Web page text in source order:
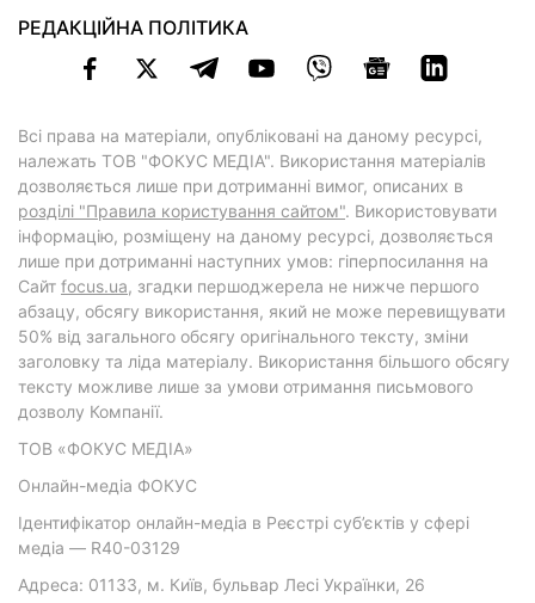
РЕДАКЦІЙНА ПОЛІТИКА
Всі права на матеріали, опубліковані на даному ресурсі,
належать ТОВ "ФОКУС МЕДІА". Використання матеріалів
дозволяється лише при дотриманні вимог, описаних в
розділі "Правила користування сайтом". Використовувати
інформацію, розміщену на даному ресурсі, дозволяється
лише при дотриманні наступних умов: гіперпосилання на
Cайт focus.ua, згадки першоджерела не нижче першого
абзацу, обсягу використання, який не може перевищувати
50% від загального обсягу оригінального тексту, зміни
заголовку та ліда матеріалу. Використання більшого обсягу
тексту можливе лише за умови отримання письмового
дозволу Компанії.
ТОВ «ФОКУС МЕДІА»
Онлайн-медіа ФОКУС
Ідентифікатор онлайн-медіа в Реєстрі суб’єктів у сфері
медіа — R40-03129
Адреса: 01133, м. Київ, бульвар Лесі Українки, 26